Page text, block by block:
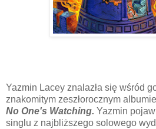
Yazmin Lacey znalazła się wśród
znakomitym zeszłorocznym
No One's Watching. Yazmin
singlu z najbliższego solowego